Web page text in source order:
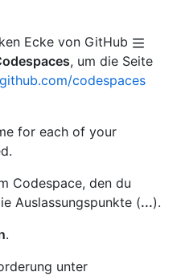
Ecke von GitHub
, um die Seite
github.com/codespaces
for each of your
Codespace, den du
Auslassungspunkte (...).
.
unter